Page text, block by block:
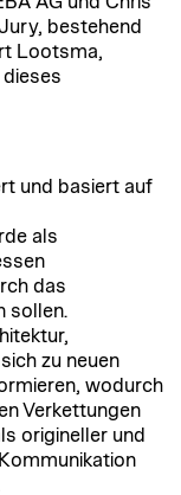
bestehend
Lootsma,
und basiert auf
als
das
sollen.
zu neuen
wodurch
Verkettungen
origineller und